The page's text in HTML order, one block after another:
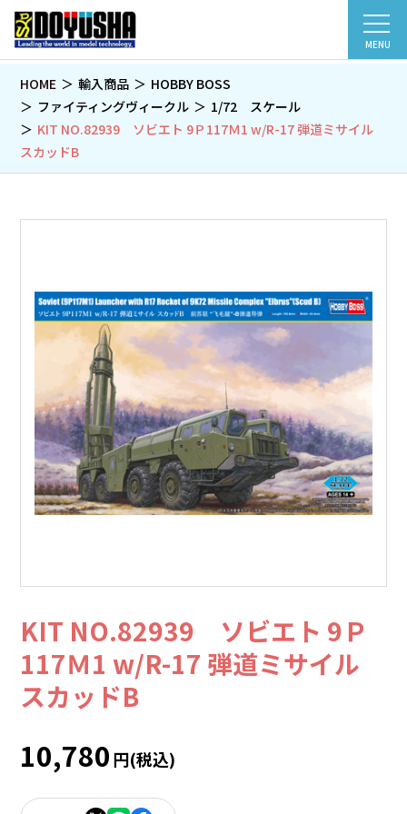
MENU
HOME 輸入商品
HOBBY BOSS
ファイティングヴィークル
1/72 スケール
KIT NO.82939 ソビエト 9Ｐ117Ｍ1 w/R-17 弾道ミサイル
スカッドB
KIT NO.82939 ソビエト 9Ｐ
117Ｍ1 w/R-17 弾道ミサイル
スカッドB
10,780円(税込)